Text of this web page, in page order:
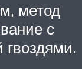
метод
с